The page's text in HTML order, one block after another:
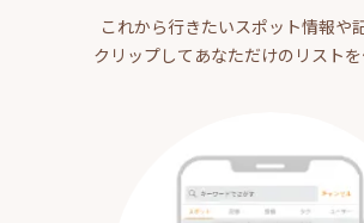
これから行きたいスポット情報や
クリップしてあなただけのリストを